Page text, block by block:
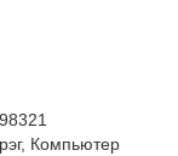
Компьютер